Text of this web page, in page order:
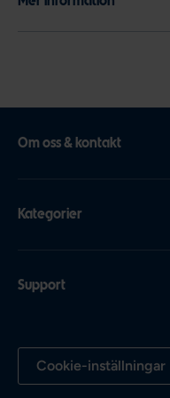
Om oss & kontakt
Kategorier
Support
Cookie-inställningar